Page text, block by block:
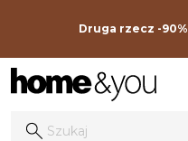
Druga rzecz -